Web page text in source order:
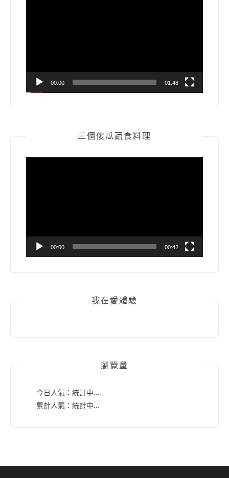
00:00 01:48
三個傻瓜蔬食料理
00:00 00:42
我在愛體驗
瀏覽量
今日人氣： 統計中...
累計人氣： 統計中...